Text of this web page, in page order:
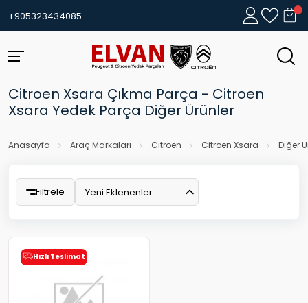
+905323434085
Citroen Xsara Çıkma Parça - Citroen
Xsara Yedek Parça Diğer Ürünler
Anasayfa Araç Markaları Citroen Citroen Xsara Diğer
Filtrele Yeni Eklenenler
Hızlı Teslimat